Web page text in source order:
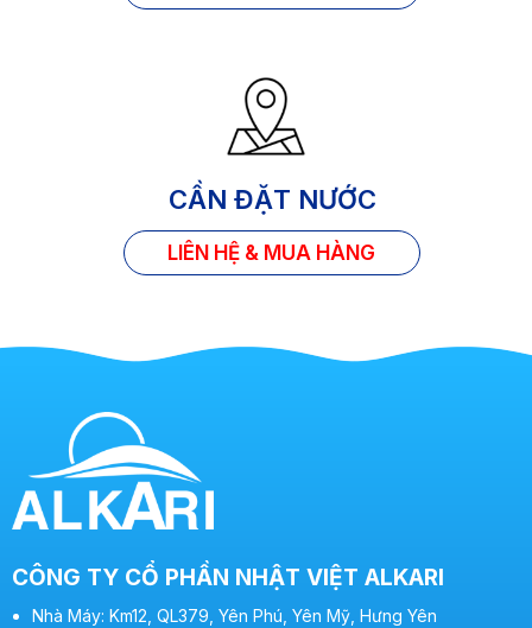
CẦN ĐẶT NƯỚC
LIÊN HỆ & MUA HÀNG
CÔNG TY CỔ PHẦN NHẬT VIỆT ALKARI
Nhà Máy: Km12, QL379, Yên Phú, Yên Mỹ, Hưng Yên